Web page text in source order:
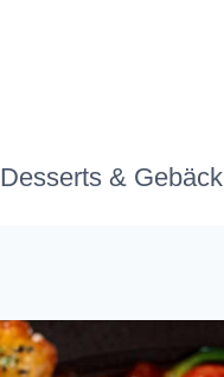
Desserts & Gebäck